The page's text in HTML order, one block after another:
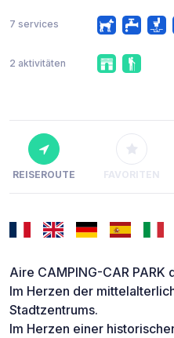
7 services
2 aktivitäten
REISEROUTE FAVORITEN
Aire CAMPING-CAR PARK
Im Herzen der
Stadtzentrums.
Im Herzen einer